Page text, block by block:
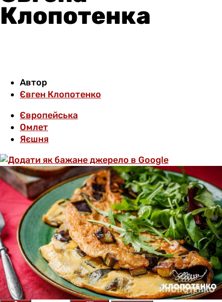
Клопотенка
Автор
Євген Клопотенко
Європейська
Омлет
Яєшня